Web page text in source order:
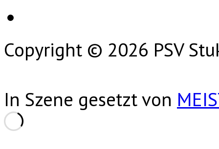
Copyright © 2026 PSV
In Szene gesetzt von